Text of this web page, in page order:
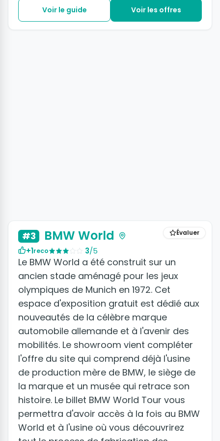
expositions antisémite y sera
représentée à la fin des années 30.
Voir le guide Voir les offres
Évaluer
#3 BMW World
+1reco 3/5
Le BMW World a été construit sur un
ancien stade aménagé pour les jeux
olympiques de Munich en 1972. Cet
espace d'exposition gratuit est dédié aux
nouveautés de la célèbre marque
automobile allemande et à l'avenir des
mobilités. Le showroom vient compléter
l'offre du site qui comprend déjà l'usine
de production mère de BMW, le siège de
la marque et un musée qui retrace son
histoire. Le billet BMW World Tour vous
permettra d'avoir accès à la fois au BMW
World et à l'usine où vous découvrirez